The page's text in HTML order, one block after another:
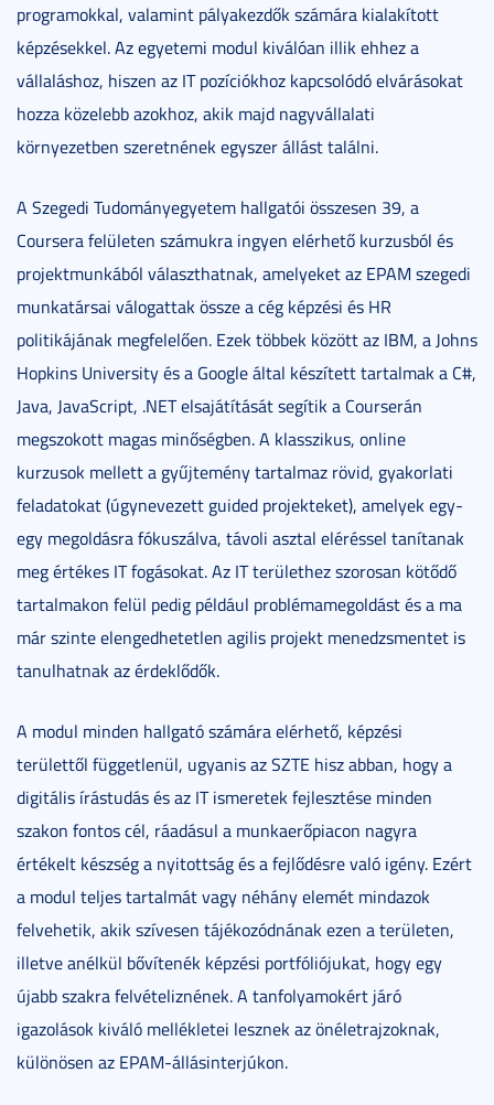
programokkal, valamint pályakezdők számára kialakított
képzésekkel. Az egyetemi modul kiválóan illik ehhez a
vállaláshoz, hiszen az IT pozíciókhoz kapcsolódó elvárásokat
hozza közelebb azokhoz, akik majd nagyvállalati
környezetben szeretnének egyszer állást találni.
A Szegedi Tudományegyetem hallgatói összesen 39, a
Coursera felületen számukra ingyen elérhető kurzusból és
projektmunkából választhatnak, amelyeket az EPAM szegedi
munkatársai válogattak össze a cég képzési és HR
politikájának megfelelően. Ezek többek között az IBM, a Johns
Hopkins University és a Google által készített tartalmak a C#,
Java, JavaScript, .NET elsajátítását segítik a Courserán
megszokott magas minőségben. A klasszikus, online
kurzusok mellett a gyűjtemény tartalmaz rövid, gyakorlati
feladatokat (úgynevezett guided projekteket), amelyek egy-
egy megoldásra fókuszálva, távoli asztal eléréssel tanítanak
meg értékes IT fogásokat. Az IT területhez szorosan kötődő
tartalmakon felül pedig például problémamegoldást és a ma
már szinte elengedhetetlen agilis projekt menedzsmentet is
tanulhatnak az érdeklődők.
A modul minden hallgató számára elérhető, képzési
területtől függetlenül, ugyanis az SZTE hisz abban, hogy a
digitális írástudás és az IT ismeretek fejlesztése minden
szakon fontos cél, ráadásul a munkaerőpiacon nagyra
értékelt készség a nyitottság és a fejlődésre való igény. Ezért
a modul teljes tartalmát vagy néhány elemét mindazok
felvehetik, akik szívesen tájékozódnának ezen a területen,
illetve anélkül bővítenék képzési portfóliójukat, hogy egy
újabb szakra felvételiznének. A tanfolyamokért járó
igazolások kiváló mellékletei lesznek az önéletrajzoknak,
különösen az EPAM-állásinterjúkon.